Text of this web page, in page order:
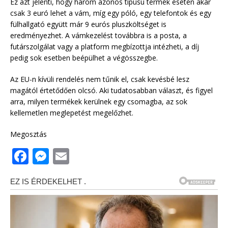
csak 3 euró lehet a vám, míg egy póló, egy telefontok és egy
fülhallgató együtt már 9 eurós pluszköltséget is
eredményezhet. A vámkezelést továbbra is a posta, a
futárszolgálat vagy a platform megbízottja intézheti, a díj
pedig sok esetben beépülhet a végösszegbe.
Az EU-n kívüli rendelés nem tűnik el, csak kevésbé lesz
magától értetődően olcsó. Aki tudatosabban választ, és figyel
arra, milyen termékek kerülnek egy csomagba, az sok
kellemetlen meglepetést megelőzhet.
Megosztás
F
a
c
M
ss
e
ai
l